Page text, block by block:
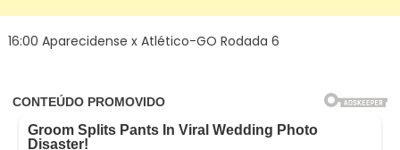
16:00 Aparecidense x Atlético-GO Rodada 6